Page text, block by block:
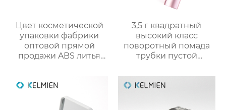
Цвет косметической
упаковки фабрики
оптовой прямой
продажи ABS литья
столкновения тушь
пустой бутылки
трубки
3,5 г квадратный
высокий класс
поворотный помада
трубки пустой
оптомм